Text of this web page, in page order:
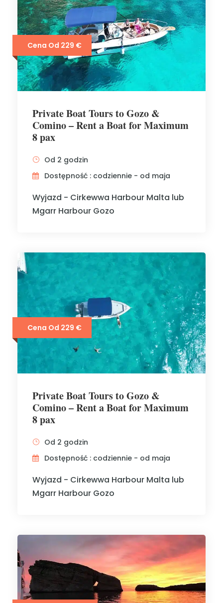
Cena Od 229 €
Private Boat Tours to Gozo &
Comino – Rent a Boat for Maximum
8 pax
Od 2 godzin
Dostępność : codziennie - od maja
Wyjazd - Cirkewwa Harbour Malta lub
Mgarr Harbour Gozo
Cena Od 229 €
Private Boat Tours to Gozo &
Comino – Rent a Boat for Maximum
8 pax
Od 2 godzin
Dostępność : codziennie - od maja
Wyjazd - Cirkewwa Harbour Malta lub
Mgarr Harbour Gozo